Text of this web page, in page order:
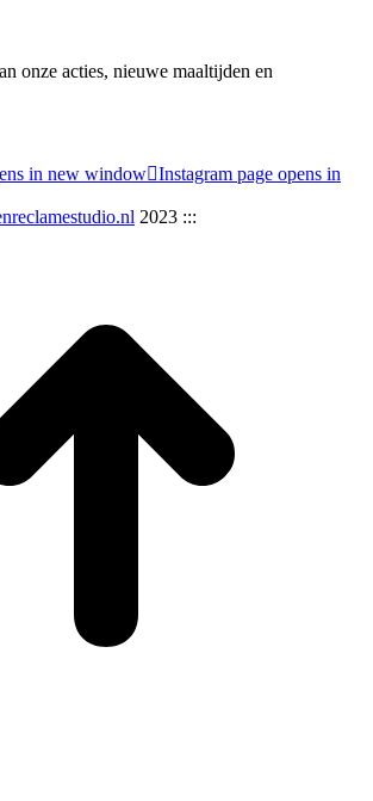
onze acties, nieuwe maaltijden en
in new window Instagram page opens in
2023 :::